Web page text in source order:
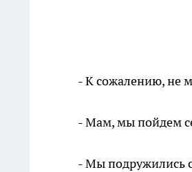
- К сожалению, не
- Мам, мы пойдем
- Мы подружились